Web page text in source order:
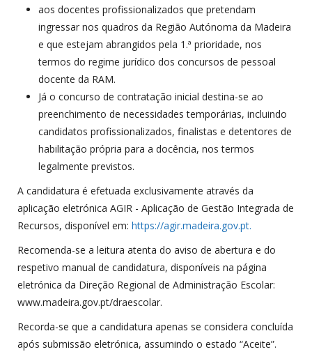
aos docentes profissionalizados que pretendam
ingressar nos quadros da Região Autónoma da Madeira
e que estejam abrangidos pela 1.ª prioridade, nos
termos do regime jurídico dos concursos de pessoal
docente da RAM.
Já o concurso de contratação inicial destina-se ao
preenchimento de necessidades temporárias, incluindo
candidatos profissionalizados, finalistas e detentores de
habilitação própria para a docência, nos termos
legalmente previstos.
A candidatura é efetuada exclusivamente através da
aplicação eletrónica AGIR - Aplicação de Gestão Integrada de
Recursos, disponível em: https://agir.madeira.gov.pt.
Recomenda-se a leitura atenta do aviso de abertura e do
respetivo manual de candidatura, disponíveis na página
eletrónica da Direção Regional de Administração Escolar:
www.madeira.gov.pt/draescolar.
Recorda-se que a candidatura apenas se considera concluída
após submissão eletrónica, assumindo o estado “Aceite”.